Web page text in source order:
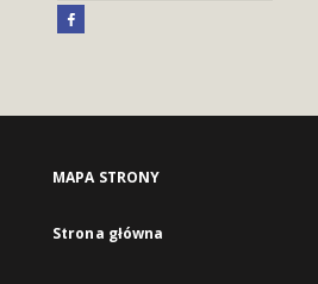
MAPA STRONY
Strona główna